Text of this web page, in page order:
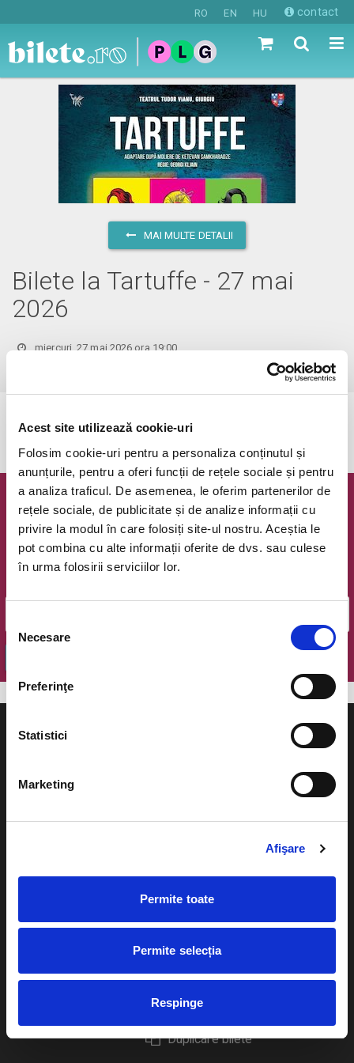
Acest site utilizează cookie-uri
Folosim cookie-uri pentru a personaliza conținutul și
anunțurile, pentru a oferi funcții de rețele sociale și pentru
a analiza traficul. De asemenea, le oferim partenerilor de
rețele sociale, de publicitate și de analize informații cu
privire la modul în care folosiți site-ul nostru. Aceștia le
pot combina cu alte informații oferite de dvs. sau culese
în urma folosirii serviciilor lor.
consimțământului
Necesare
Preferinţe
Statistici
Marketing
Afişare
Permite toate
Permite selecția
Respinge
RO EN HU contact
MAI MULTE DETALII
Bilete la Tartuffe - 27 mai
2026
miercuri, 27 mai 2026 ora 19:00
Evenimentul a expirat.
Newsletter @ Bilete.ro
Oferte exclusive si o editie saptamanala cu cele mai noi
evenimente.
Cum comand bilete?
Plata online sau cash
eBilet printat acasa
Livrare prin curier
Returnare bilete
Duplicare bilete
Evenimente
festivaluri
Pentru copii